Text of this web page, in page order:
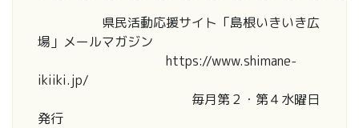
県民活動応援サイト「島根いきいき広
場」メールマガジン
https://www.shimane-
ikiiki.jp/
毎月第２・第４水曜日
発行